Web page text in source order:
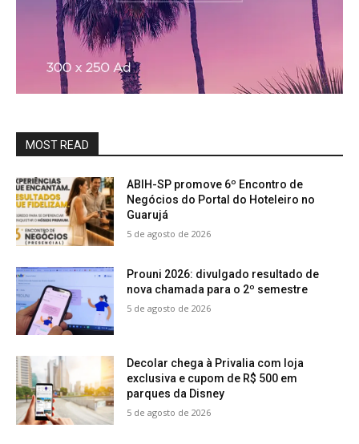
MOST READ
ABIH-SP promove 6º Encontro de
Negócios do Portal do Hoteleiro no
Guarujá
5 de agosto de 2026
Prouni 2026: divulgado resultado de
nova chamada para o 2º semestre
5 de agosto de 2026
Decolar chega à Privalia com loja
exclusiva e cupom de R$ 500 em
parques da Disney
5 de agosto de 2026